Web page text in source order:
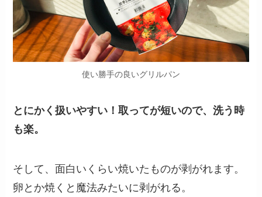
使い勝手の良いグリルパン
とにかく扱いやすい！取ってが短いので、洗う時
も楽。
そして、面白いくらい焼いたものが剥がれます。
卵とか焼くと魔法みたいに剥がれる。